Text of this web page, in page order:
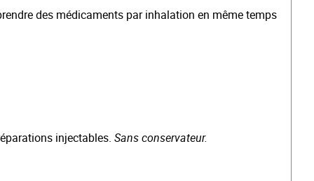
des médicaments par inhalation en même temps
injectables. Sans conservateur.